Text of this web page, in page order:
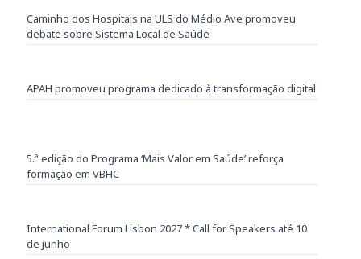
Caminho dos Hospitais na ULS do Médio Ave promoveu
debate sobre Sistema Local de Saúde
APAH promoveu programa dedicado à transformação digital
5.ª edição do Programa ‘Mais Valor em Saúde’ reforça
formação em VBHC
International Forum Lisbon 2027 * Call for Speakers até 10
de junho